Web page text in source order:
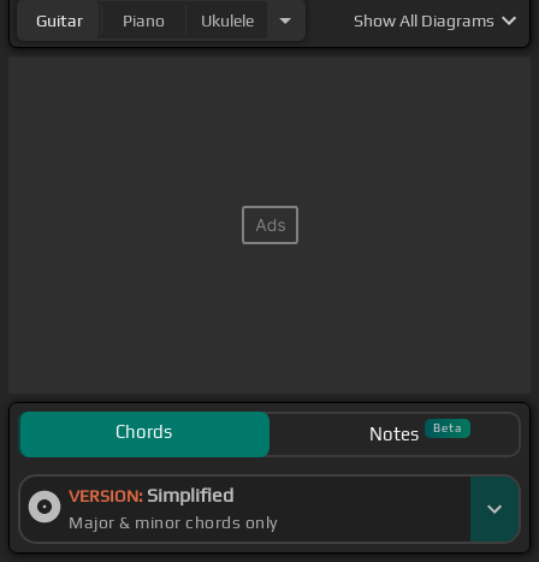
Guitar Piano Ukulele ShowAll Diagrams
Chords Notes Beta
VERSION: Simplified
Major & minor chords only